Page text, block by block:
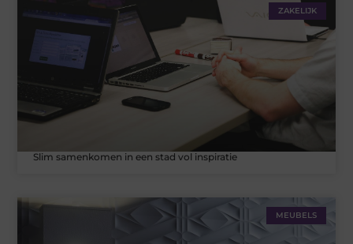
ZAKELIJK
Slim samenkomen in een stad vol inspiratie
MEUBELS